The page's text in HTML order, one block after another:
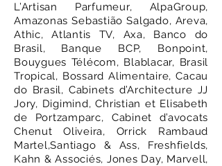
L’Artisan Parfumeur, AlpaGroup,
Amazonas Sebastião Salgado, Areva,
Athic, Atlantis TV, Axa, Banco do
Brasil, Banque BCP, Bonpoint,
Bouygues Télécom, Blablacar, Brasil
Tropical, Bossard Alimentaire, Cacau
do Brasil, Cabinets d’Architecture JJ
Jory, Digimind, Christian et Elisabeth
de Portzamparc, Cabinet d’avocats
Chenut Oliveira, Orrick Rambaud
Martel,Santiago & Ass, Freshfields,
Kahn & Associés, Jones Day, Marvell,